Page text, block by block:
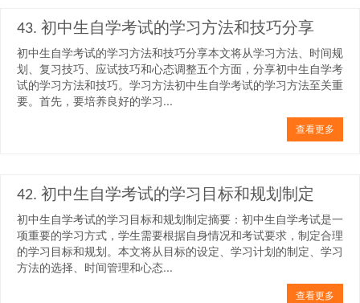
43. 初中生自学考试的学习方法和技巧分享
初中生自学考试的学习方法和技巧分享本文将从学习方法、时间规
划、复习技巧、应试技巧和心态调整五个方面，分享初中生自学考
试的学习方法和技巧。学习方法初中生自学考试的学习方法至关重
要。首先，要培养良好的学习...
查看更多
42. 初中生自学考试的学习目标和规划制定
初中生自学考试的学习目标和规划制定摘要：初中生自学考试是一
项重要的学习方式，学生需要根据自身情况和考试要求，制定合理
的学习目标和规划。本文将从目标的设定、学习计划的制定、学习
方法的选择、时间管理和心态...
查看更多